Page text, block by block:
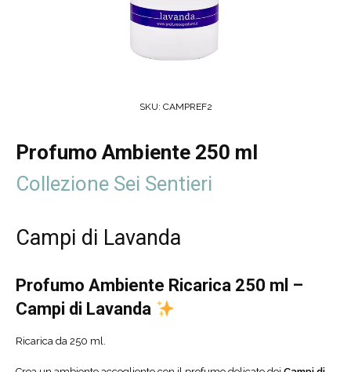
SKU: CAMPREF2
Profumo Ambiente 250 ml
Collezione Sei Sentieri
Campi di Lavanda
Profumo Ambiente Ricarica 250 ml –
Campi di Lavanda
Ricarica da 250 ml.